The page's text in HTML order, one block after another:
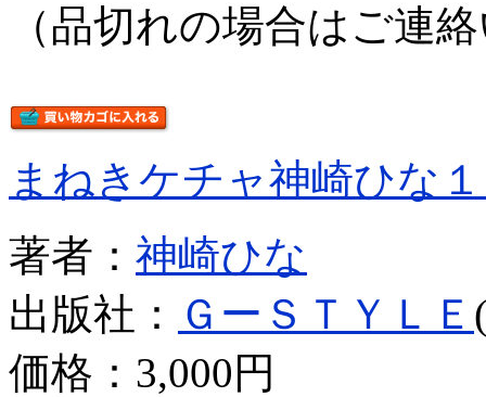
（品切れの場合はご連
まねきケチャ神崎ひな
著者： 神崎ひな
出版社： ＧーＳＴＹＬＥ
価格： 3,000円